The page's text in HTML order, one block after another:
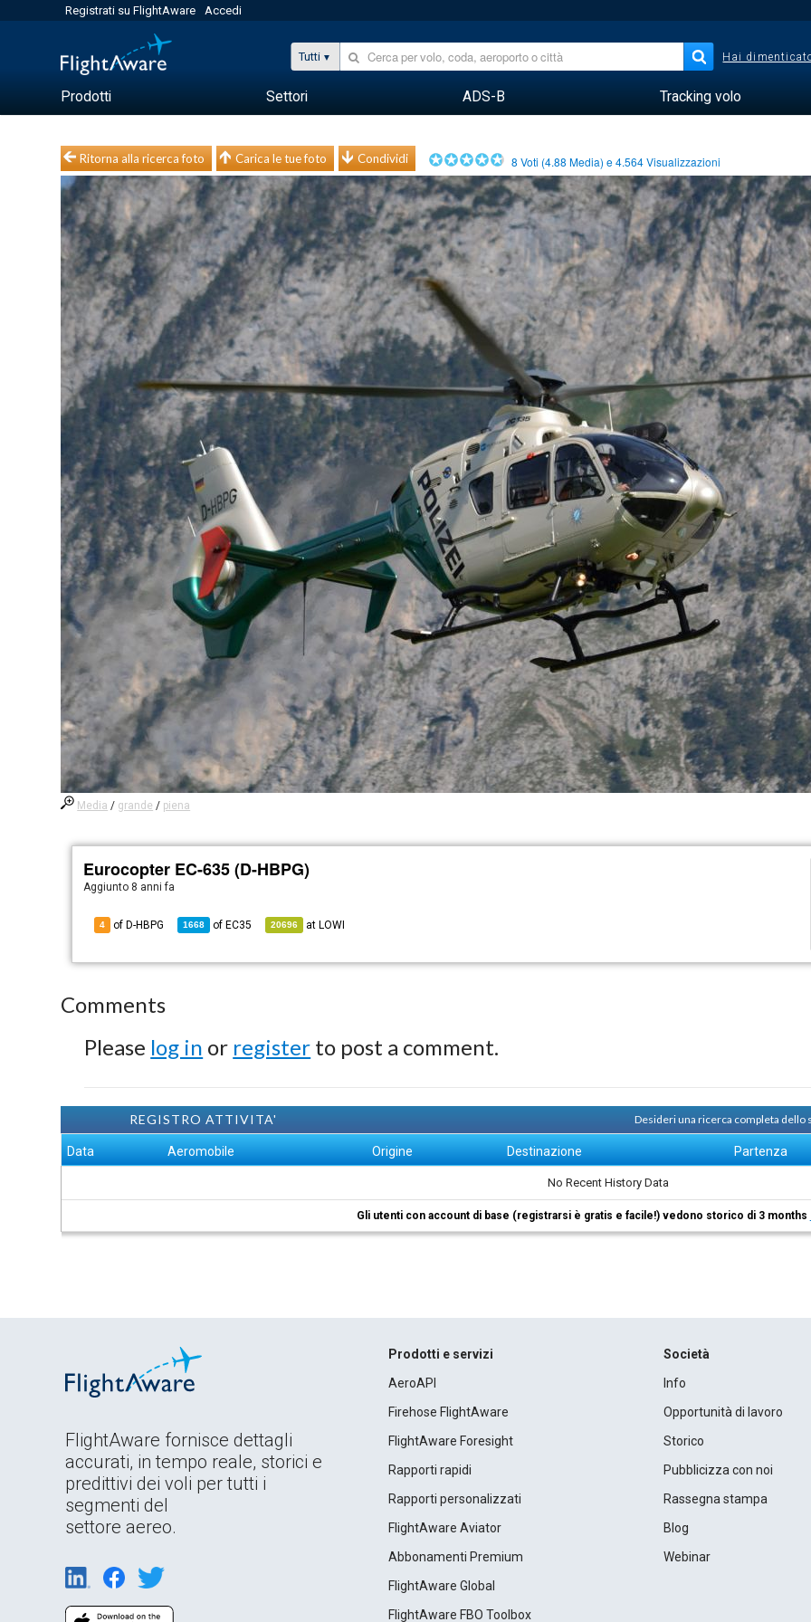
Registrati su FlightAware Accedi
Tutti Hai
Prodotti Settori ADS-B Tracking volo
Ritorna alla ricerca foto Carica le tue foto Condividi 8 Voti (4.88 Media) e4.564Visualizzazioni
Media / grande / piena
Eurocopter EC-635 (D-HBPG)
Aggiunto 8 anni fa
4 of D-HBPG 1668 of EC35 20696 at LOWI
Comments
Please log in or register to post a comment.
REGISTRO ATTIVITA' Desideri una ricerca completa dello
Data Aeromobile Origine Destinazione Partenza
No Recent History Data
Gli utenti con account di base (registrarsi è gratis e facile!) vedono storico di 3 months
FlightAware fornisce dettagli
accurati, in tempo reale, storici e
predittivi dei voli per tutti i
segmenti del
settore aereo.
Prodotti e servizi
AeroAPI
Firehose FlightAware
FlightAware Foresight
Rapporti rapidi
Rapporti personalizzati
FlightAware Aviator
Abbonamenti Premium
FlightAware Global
FlightAware FBO Toolbox
Società
Info
Opportunità di lavoro
Storico
Pubblicizza con noi
Rassegna stampa
Blog
Webinar